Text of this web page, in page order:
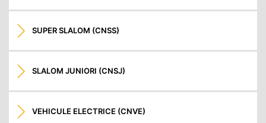
SUPER SLALOM (CNSS)
SLALOM JUNIORI (CNSJ)
VEHICULE ELECTRICE (CNVE)